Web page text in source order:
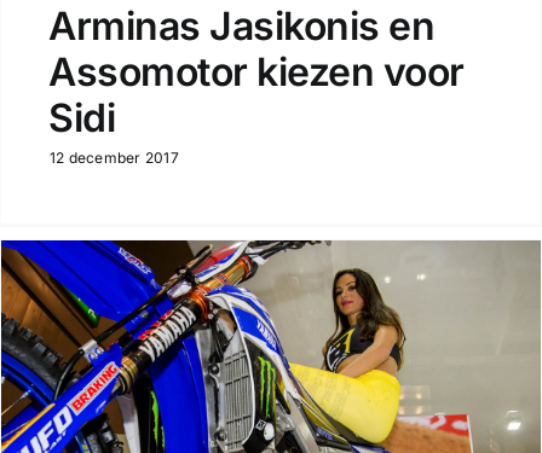
Arminas Jasikonis en
Assomotor kiezen voor
Sidi
12 december 2017